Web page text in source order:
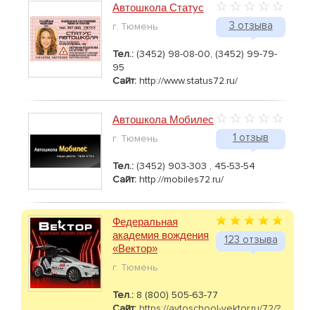
3 отзыва
Автошкола Статус
г. Тюмень
Тел.: (3452) 98-08-00, (3452) 99-79-
95
Сайт: http://www.status72.ru/
1 отзыв
Автошкола Мобилес
г. Тюмень
Тел.: (3452) 903-303 , 45-53-54
Сайт: http://mobiles72.ru/
123 отзыва
Федеральная
академия вождения
«Вектор»
г. Тюмень
Тел.: 8 (800) 505-63-77